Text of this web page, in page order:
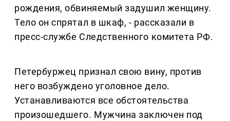
рождения, обвиняемый задушил женщину.
Тело он спрятал в шкаф, - рассказали в
пресс-службе Следственного комитета РФ.
Петербуржец признал свою вину, против
него возбуждено уголовное дело.
Устанавливаются все обстоятельства
произошедшего. Мужчина заключен под